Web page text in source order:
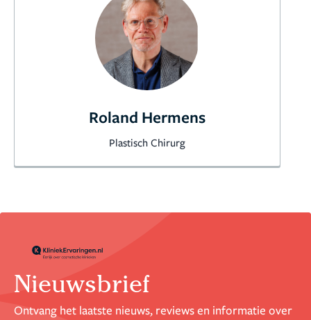
Roland Hermens
Plastisch Chirurg
Nieuwsbrief
Ontvang het laatste nieuws, reviews en informatie over